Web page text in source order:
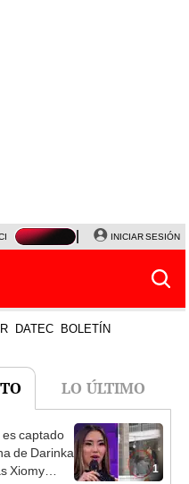
DEL DÓLAR CORTE DE LUZ
INICIAR SESIÓN
DATEC BOLETÍN
LO ÚLTIMO
1
captado
de Darinka
Xiomy